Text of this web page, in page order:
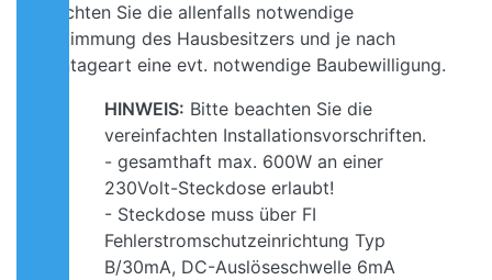
Beachten Sie die allenfalls notwendige
Zustimmung des Hausbesitzers und je nach
Montageart eine evt. notwendige Baubewilligung.
HINWEIS: Bitte beachten Sie die
vereinfachten Installationsvorschriften.
- gesamthaft max. 600W an einer
230Volt-Steckdose erlaubt!
- Steckdose muss über FI
Fehlerstromschutzeinrichtung Typ
B/30mA, DC-Auslöseschwelle 6mA